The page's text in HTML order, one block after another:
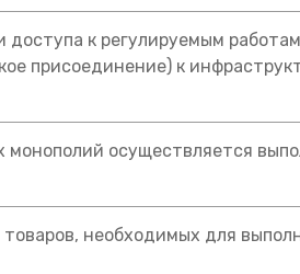
к регулируемым
присоединение) к
осуществляется
необходимых для